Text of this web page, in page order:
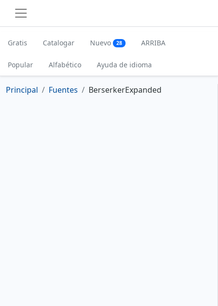
Gratis Catalogar Nuevo 28 ARRIBA
Popular Alfabético Ayuda de idioma
Principal Fuentes BerserkerExpanded